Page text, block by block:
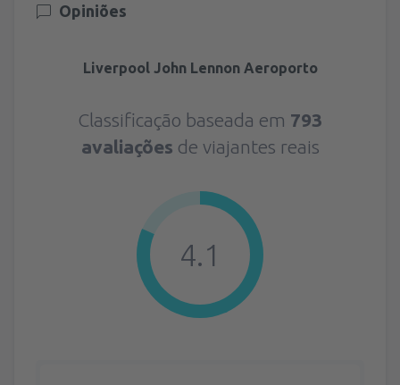
Opiniões
Liverpool John Lennon Aeroporto
Classificação baseada em 793
avaliações de viajantes reais
4.1